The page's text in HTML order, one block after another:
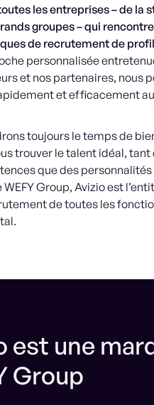
les entreprises – de la
groupes – qui
de recrutement de
personnalisée
et nos partenaires, nous
et efficacement
toujours le temps de
trouver le talent idéal, tant
que des personnalités
Group, Avizio est
de toutes les
est une
Group